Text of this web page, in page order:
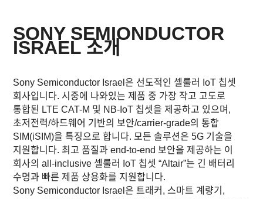
SONY SEMIONDUCTOR
ISRAEL 소개
Sony Semiconductor Israel은 선도적인 셀룰러 IoT 칩셋
회사입니다. 시중에 나와있는 제품 중 가장 작고 고도로
통합된 LTE CAT-M 및 NB-IoT 칩셋을 제공하고 있으며,
초저전력/하드웨어 기반의 보안/carrier-grade의 통합
SIM(iSIM)을 특징으로 합니다. 모든 솔루션은 5G 기술을
지원합니다. 최고 품질과 end-to-end 보안을 제공하는 이
회사의 all-inclusive 셀룰러 IoT 칩셋 “Altair”는 긴 배터리
수명과 빠른 제품 상용화를 지원합니다.
Sony Semiconductor Israel은 트래커, 스마트 계량기,